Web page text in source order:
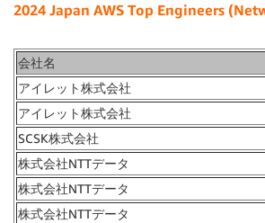
2024 Japan AWS Top Engineers
会社名
アイレット株式会社
アイレット株式会社
SCSK株式会社
株式会社NTTデータ
株式会社NTTデータ
株式会社NTTデータ